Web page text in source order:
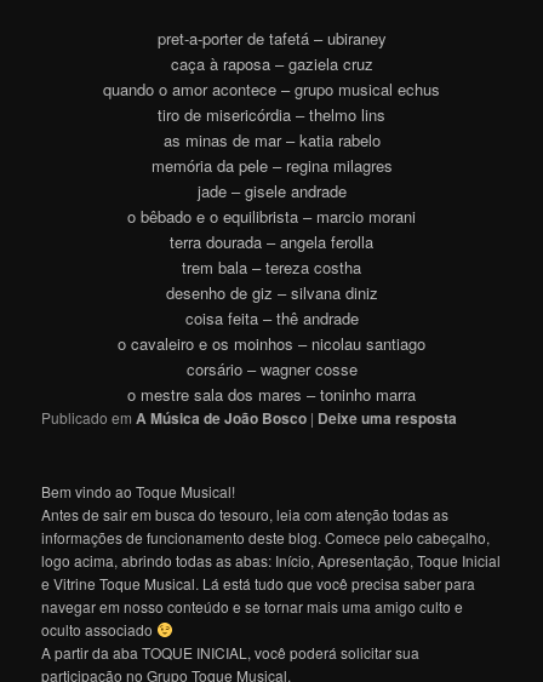
pret-a-porter de tafetá – ubiraney
caça à raposa – gaziela cruz
quando o amor acontece – grupo musical echus
tiro de misericórdia – thelmo lins
as minas de mar – katia rabelo
memória da pele – regina milagres
jade – gisele andrade
o bêbado e o equilibrista – marcio morani
terra dourada – angela ferolla
trem bala – tereza costha
desenho de giz – silvana diniz
coisa feita – thê andrade
o cavaleiro e os moinhos – nicolau santiago
corsário – wagner cosse
o mestre sala dos mares – toninho marra
Publicado em A Música de João Bosco | Deixe uma resposta
Bem vindo ao Toque Musical!
Antes de sair em busca do tesouro, leia com atenção todas as
informações de funcionamento deste blog. Comece pelo cabeçalho,
logo acima, abrindo todas as abas: Início, Apresentação, Toque Inicial
e Vitrine Toque Musical. Lá está tudo que você precisa saber para
navegar em nosso conteúdo e se tornar mais uma amigo culto e
oculto associado
A partir da aba TOQUE INICIAL, você poderá solicitar sua
participação no Grupo Toque Musical.